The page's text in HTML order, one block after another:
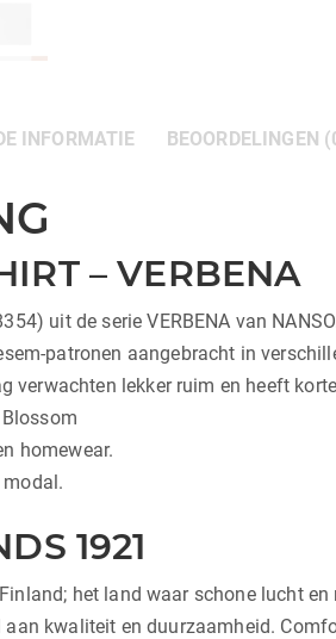
INFORMATIE BEOORDELINGEN
– VERBENA
uit de serie VERBENA van
patronen aangebracht in
verwachten lekker ruim en heeft
homewear.
1921
het land waar schone lucht
kwaliteit en duurzaamheid.